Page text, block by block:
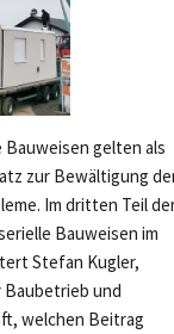
Bauweisen gelten als
zur Bewältigung
Im dritten Teil
Bauweisen im
Stefan Kugler,
und
welchen Beitrag